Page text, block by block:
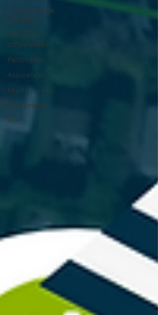
Lancement de
produits
Nouvelles
corporatives
Partenariat
Assurances
Municipalités
Événements
RH